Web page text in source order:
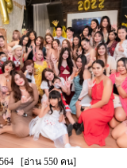
งินรางวัล เพื่อเ..
[อ่าน 550 คน]